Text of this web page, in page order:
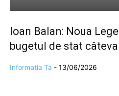
Ioan Balan: Noua
bugetul de stat
Informatia Ta - 13/06/2026